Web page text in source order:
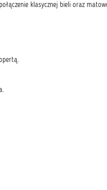
klasycznej bieli oraz